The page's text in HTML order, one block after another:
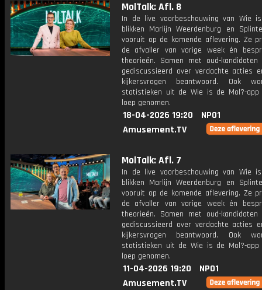
MolTalk: Afl. 8
In de live voorbeschouwing van Wie
blikken Marlijn Weerdenburg en
vooruit op de komende aflevering. Ze
de afvaller van vorige week én
theorieën. Samen met oud-
gediscussieerd over verdachte acties
kijkersvragen beantwoord. Ook
statistieken uit de Wie is de Mol?-app
loep genomen.
18-04-2026 19:20
NPO1
Amusement.TV
MolTalk: Afl. 7
In de live voorbeschouwing van Wie
blikken Marlijn Weerdenburg en
vooruit op de komende aflevering. Ze
de afvaller van vorige week én
theorieën. Samen met oud-
gediscussieerd over verdachte acties
kijkersvragen beantwoord. Ook
statistieken uit de Wie is de Mol?-app
loep genomen.
11-04-2026 19:20
NPO1
Amusement.TV